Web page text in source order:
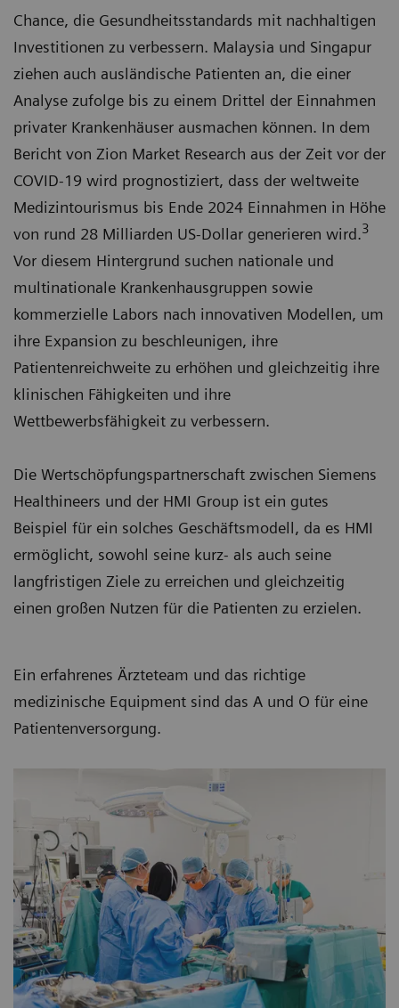
Chance, die Gesundheitsstandards mit nachhaltigen
Investitionen zu verbessern. Malaysia und Singapur
ziehen auch ausländische Patienten an, die einer
Analyse zufolge bis zu einem Drittel der Einnahmen
privater Krankenhäuser ausmachen können. In dem
Bericht von Zion Market Research aus der Zeit vor der
COVID-19 wird prognostiziert, dass der weltweite
Medizintourismus bis Ende 2024 Einnahmen in Höhe
von rund 28 Milliarden US-Dollar generieren wird.3
Vor diesem Hintergrund suchen nationale und
multinationale Krankenhausgruppen sowie
kommerzielle Labors nach innovativen Modellen, um
ihre Expansion zu beschleunigen, ihre
Patientenreichweite zu erhöhen und gleichzeitig ihre
klinischen Fähigkeiten und ihre
Wettbewerbsfähigkeit zu verbessern.
Die Wertschöpfungspartnerschaft zwischen Siemens
Healthineers und der HMI Group ist ein gutes
Beispiel für ein solches Geschäftsmodell, da es HMI
ermöglicht, sowohl seine kurz- als auch seine
langfristigen Ziele zu erreichen und gleichzeitig
einen großen Nutzen für die Patienten zu erzielen.
Ein erfahrenes Ärzteteam und das richtige
medizinische Equipment sind das A und O für eine
Patientenversorgung.